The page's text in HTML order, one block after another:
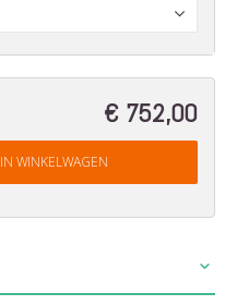
€ 752,00
IN WINKELWAGEN